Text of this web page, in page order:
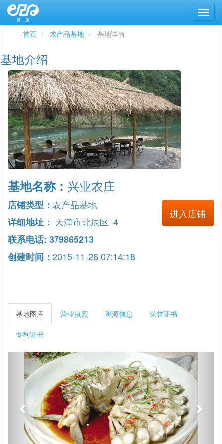
首页 农产品基地 基地详情
基地介绍
基地名称： 兴业农庄
店铺类型： 农产品基地
进入店铺
详细地址： 天津市北辰区 4
联系电话: 379865213
创建时间： 2015-11-26 07:14:18
基地图库 营业执照 溯源信息 荣誉证书
专利证书